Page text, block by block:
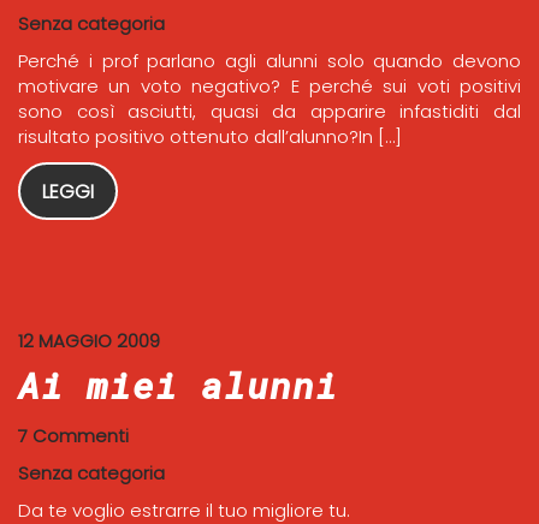
Senza categoria
Perché i prof parlano agli alunni solo quando devono
motivare un voto negativo? E perché sui voti positivi
sono così asciutti, quasi da apparire infastiditi dal
risultato positivo ottenuto dall’alunno?In […]
LEGGI
12 MAGGIO 2009
Ai miei alunni
7 Commenti
Senza categoria
Da te voglio estrarre il tuo migliore tu.